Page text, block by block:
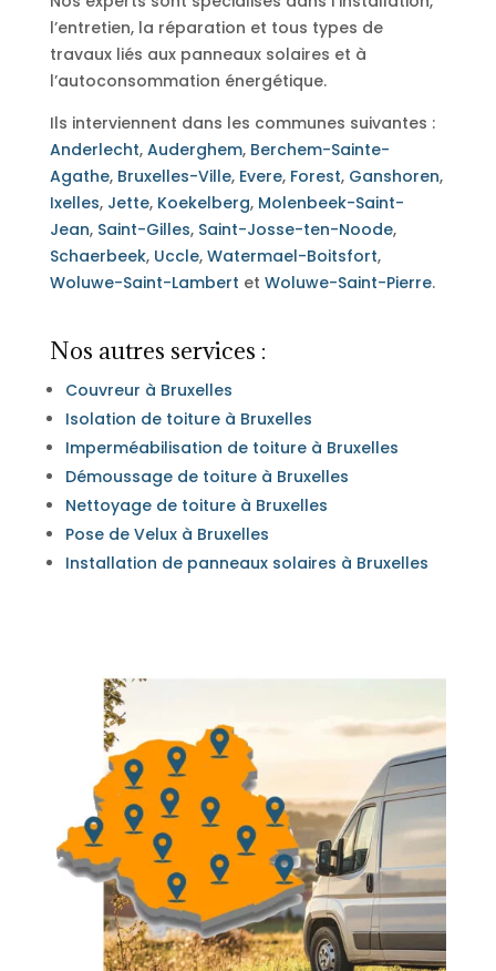
l’entretien, la réparation et tous types de
travaux liés aux panneaux solaires et à
l’autoconsommation énergétique.
Ils interviennent dans les communes suivantes :
Anderlecht, Auderghem, Berchem-Sainte-
Agathe, Bruxelles-Ville, Evere, Forest, Ganshoren,
Ixelles, Jette, Koekelberg, Molenbeek-Saint-
Jean, Saint-Gilles, Saint-Josse-ten-Noode,
Schaerbeek, Uccle, Watermael-Boitsfort,
Woluwe-Saint-Lambert et Woluwe-Saint-Pierre.
Nos autres services :
Couvreur à Bruxelles
Isolation de toiture à Bruxelles
Imperméabilisation de toiture à Bruxelles
Démoussage de toiture à Bruxelles
Nettoyage de toiture à Bruxelles
Pose de Velux à Bruxelles
Installation de panneaux solaires à Bruxelles